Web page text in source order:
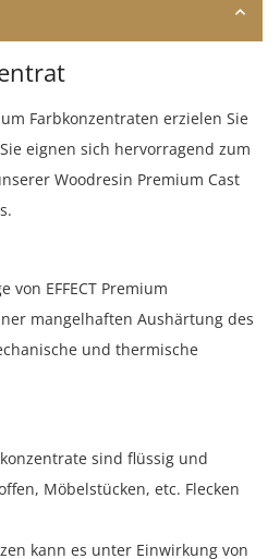
Farbkonzentraten erzielen Sie
eignen sich hervorragend zum
Woodresin Premium Cast
von EFFECT Premium
mangelhaften Aushärtung des
und thermische
sind flüssig und
Möbelstücken, etc. Flecken
kann es unter Einwirkung von